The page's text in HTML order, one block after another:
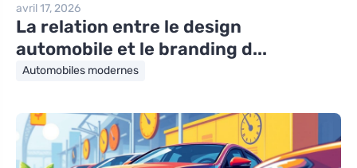
avril 17, 2026
La relation entre le design
automobile et le branding d...
Automobiles modernes